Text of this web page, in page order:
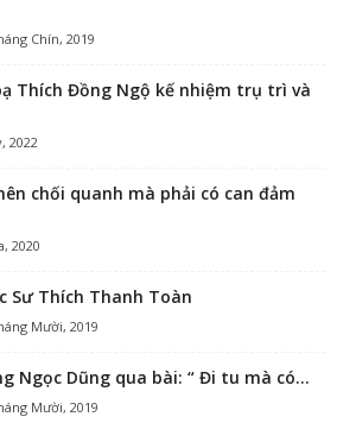
Chín, 2019
Thích Đồng Ngộ kế nhiệm trụ trì và
2022
chối quanh mà phải có can đảm
2020
Sư Thích Thanh Toàn
Mười, 2019
Ngọc Dũng qua bài: “ Đi tu mà có...
Mười, 2019